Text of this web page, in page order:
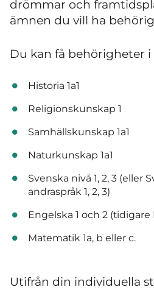
drömmar och
ämnen du vill ha
Du kan få behörigheter
Historia 1a1
Religionskunskap 1
Samhällskunskap 1a1
Naturkunskap 1a1
Svenska nivå 1, 2, 3 (eller
andraspråk 1, 2, 3)
Engelska 1 och 2
Matematik 1a, b eller c.
Utifrån din individuella